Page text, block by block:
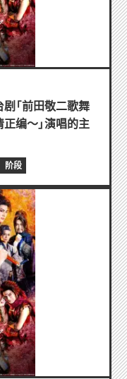
「前田敬二歌舞
编～」演唱的主
阶段